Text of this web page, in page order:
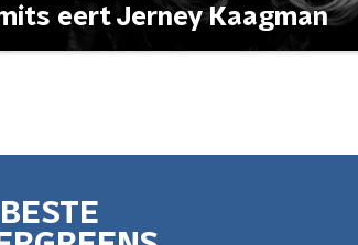
eert Jerney Kaagman